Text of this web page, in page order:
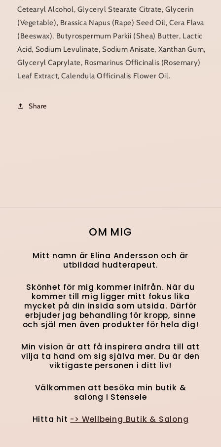
Cetearyl Alcohol, Glyceryl Stearate Citrate, Glycerin
(Vegetable), Brassica Napus (Rape) Seed Oil, Cera Flava
(Beeswax), Butyrospermum Parkii (Shea) Butter, Lactic
Acid, Sodium Levulinate, Sodium Anisate, Xanthan Gum,
Glyceryl Caprylate, Rosmarinus Officinalis (Rosemary)
Leaf Extract, Calendula Officinalis Flower Oil.
Share
OM MIG
Mitt namn är Elina Andersson och är
utbildad hudterapeut.
Skönhet för mig kommer inifrån. När du
kommer till mig ligger mitt fokus lika
mycket på din insida som utsida. Därför
erbjuder jag behandling för kropp, sinne
och själ men även produkter för hela dig!
Min vision är att få inspirera andra till att
vilja ta hand om sig själva mer. Du är den
viktigaste personen i ditt liv!
Välkommen att besöka min butik &
salong i Stensele
Hitta hit -> Wellbeing Butik & Salong